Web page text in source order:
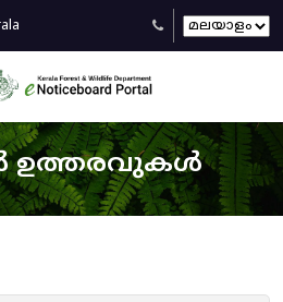
ഉത്തരവുകൾ